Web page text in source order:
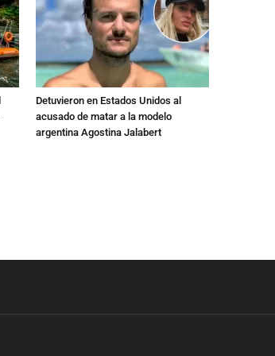
Detuvieron en Estados Unidos al
acusado de matar a la modelo
argentina Agostina Jalabert